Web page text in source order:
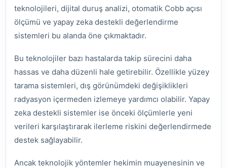
teknolojileri, dijital duruş analizi, otomatik Cobb açısı
ölçümü ve yapay zeka destekli değerlendirme
sistemleri bu alanda öne çıkmaktadır.
Bu teknolojiler bazı hastalarda takip sürecini daha
hassas ve daha düzenli hale getirebilir. Özellikle yüzey
tarama sistemleri, dış görünümdeki değişiklikleri
radyasyon içermeden izlemeye yardımcı olabilir. Yapay
zeka destekli sistemler ise önceki ölçümlerle yeni
verileri karşılaştırarak ilerleme riskini değerlendirmede
destek sağlayabilir.
Ancak teknolojik yöntemler hekimin muayenesinin ve